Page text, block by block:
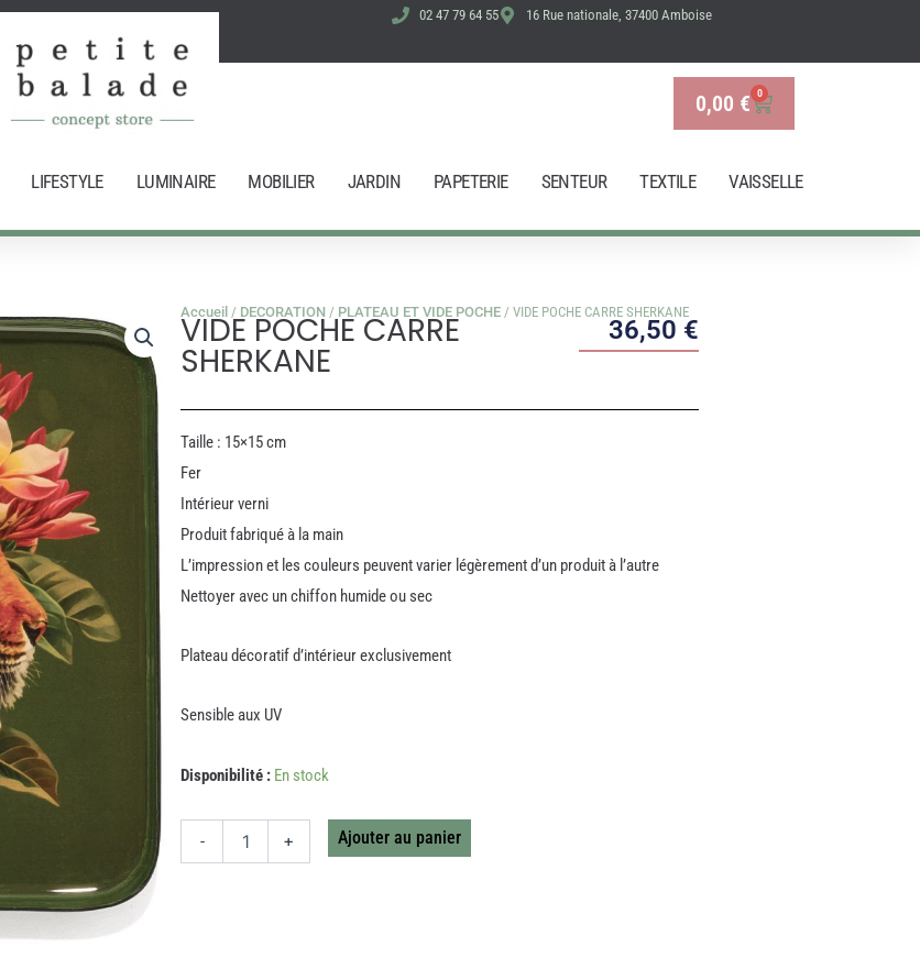
02 47 79 64 55 16 Rue nationale, 37400 Amboise
0,00 € 0
Panier
LIFESTYLE LUMINAIRE MOBILIER JARDIN PAPETERIE SENTEUR TEXTILE VAISSELLE
Accueil / DECORATION / PLATEAU ET VIDE POCHE / VIDE POCHE CARRE SHERKANE
VIDE POCHE CARRE
SHERKANE
36,50 €
Taille : 15×15 cm
Fer
Intérieur verni
Produit fabriqué à la main
L’impression et les couleurs peuvent varier légèrement d’un produit à l’autre
Nettoyer avec un chiffon humide ou sec
Plateau décoratif d’intérieur exclusivement
Sensible aux UV
Disponibilité : En stock
-
quantité
+ Ajouter au panier
CARRE